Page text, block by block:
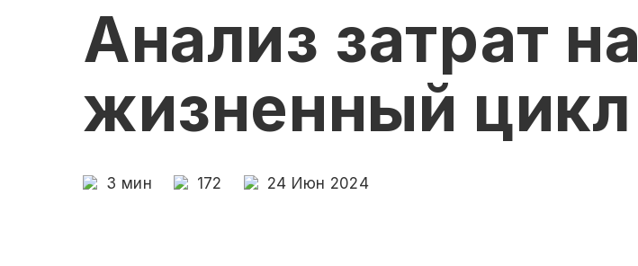
Анализ затрат на
жизненный цикл
3 мин 172 24 Июн 2024